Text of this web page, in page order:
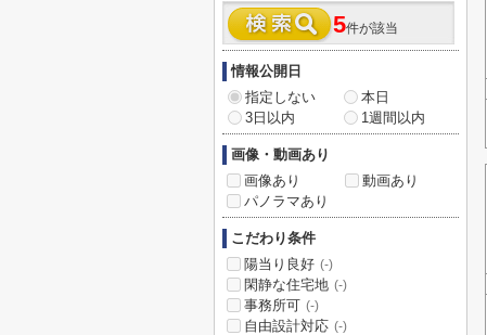
5件が該当
情報公開日
指定しない
本日
3日以内
1週間以内
画像・動画あり
画像あり
動画あり
パノラマあり
こだわり条件
陽当り良好 (-)
閑静な住宅地 (-)
事務所可 (-)
自由設計対応 (-)